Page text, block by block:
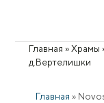
Вы здесь
Главная »Храмы
д.Вертелишки
Главная »